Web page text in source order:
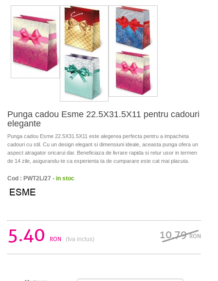
Punga cadou Esme 22.5X31.5X11 pentru cadouri
elegante
Punga cadou Esme 22.5X31.5X11 este alegerea perfecta pentru a impacheta
cadouri cu stil. Cu un design elegant si dimensiuni ideale, aceasta punga ofera un
aspect atragator oricarui dar. Beneficiaza de livrare rapida si retur usor in termen
de 14 zile, asigurandu-te ca experienta ta de cumparare este cat mai placuta.
Cod : PWT2L/27 - in stoc
5.40 RON (tva inclus) 10.79RON